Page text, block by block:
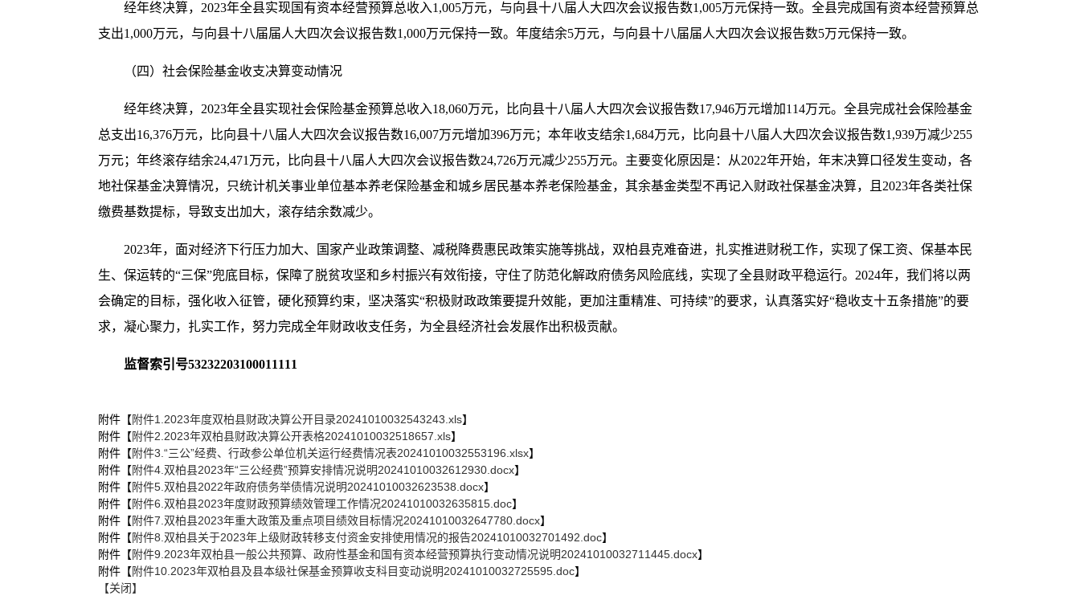
经年终决算， 2023年全县实现国有资本经营预算总收入1,005万元， 与向县十八届人大四次会议报告数1,005万元保持一致。 全县完成国有资本经营预算总
支出1,000万元， 与向县十八届届人大四次会议报告数1,000万元保持一致。年度结余5万元，与向县十八届届人大四次会议报告数5万元保持一致。
（四）社会保险基金收支决算变动情况
经年终决算， 2023年全县实现社会保险基金预算总收入18,060万元，比向县十八届人大四次会议报告数17,946万元增加114万元。 全县完成社会保险基金
总支出16,376万元，比向县十八届人大四次会议报告数16,007万元增加396万元； 本年收支结余1,684万元，比向县十八届人大四次会议报告数1,939万减少255
万元；年终滚存结余24,471 万元，比向县十八届人大四次会议报告数24,726万元减少255万元。主要变化原因是：从2022年开始，年末决算口径发生变动， 各
地社保基金决算情况，只统计机关事业单位基本养老保险基金和城乡居民基本养老保险基金，其余基金类型不再记入财政社保基金决算，且 2023年各类社保
缴费基数提标，导致支出加大，滚存结余数减少。
2023年，面对经济下行压力加大、国家产业政策调整、减税降费惠民政策实施等挑战， 双柏县克难奋进，扎实推进财税工作，实现了保工资、保基本民
生、保运转的“三保”兜底目标，保障了脱贫攻坚和乡村振兴有效衔接，守住了防范化解政府债务风险底线，实现了全县财政平稳运行。 2024年，我们将以两
会确定的目标，强化收入征管，硬化预算约束，坚决落实“积极财政政策要提升效能，更加注重精准、可持续”的要求，认真落实好“稳收支十五条措施”的要
求，凝心聚力，扎实工作，努力完成全年财政收支任务，为全县经济社会发展作出积极贡献。
监督索引号53232203100011111
附件【附件1.2023年度双柏县财政决算公开目录20241010032543243.xls】
附件【附件2.2023年双柏县财政决算公开表格20241010032518657.xls】
附件【附件3.“三公”经费、行政参公单位机关运行经费情况表20241010032553196.xlsx】
附件【附件4.双柏县2023年“三公经费”预算安排情况说明20241010032612930.docx】
附件【附件5.双柏县2022年政府债务举债情况说明20241010032623538.docx】
附件【附件6.双柏县2023年度财政预算绩效管理工作情况20241010032635815.doc】
附件【附件7.双柏县2023年重大政策及重点项目绩效目标情况20241010032647780.docx】
附件【附件8.双柏县关于2023年上级财政转移支付资金安排使用情况的报告20241010032701492.doc】
附件【附件9.2023年双柏县一般公共预算、政府性基金和国有资本经营预算执行变动情况说明20241010032711445.docx】
附件【附件10.2023年双柏县及县本级社保基金预算收支科目变动说明20241010032725595.doc】
【关闭】